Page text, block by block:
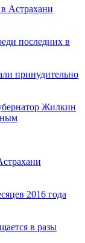
Астрахани
последних в
принудительно
Жилкин
2016 года
в разы